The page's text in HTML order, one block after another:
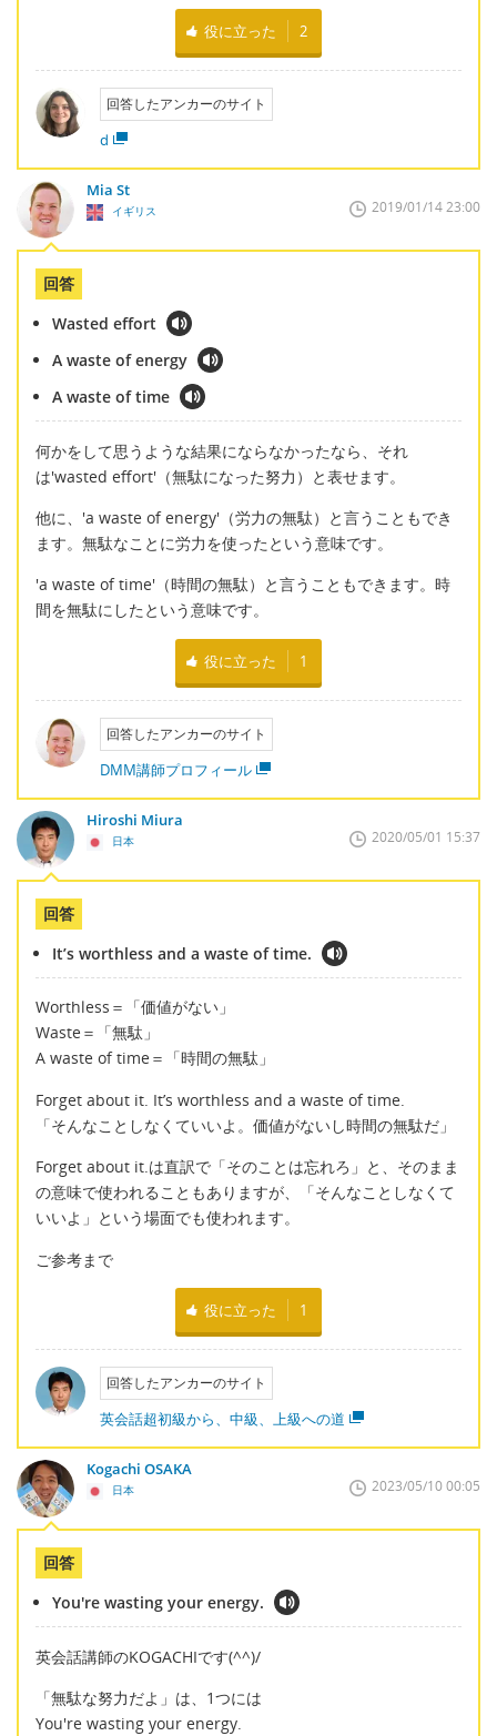
役に立った 2
回答したアンカーのサイト
d
Mia St
イギリス 2019/01/14 23:00
回答
Wasted effort
A waste of energy
A waste of time
何かをして思うような結果にならなかったなら、それ
は'wasted effort'（無駄になった努力）と表せます。
他に、'a waste of energy'（労力の無駄）と言うこともでき
ます。無駄なことに労力を使ったという意味です。
'a waste of time'（時間の無駄）と言うこともできます。時
間を無駄にしたという意味です。
役に立った 1
回答したアンカーのサイト
DMM講師プロフィール
Hiroshi Miura
日本 2020/05/01 15:37
回答
It’s worthless and a waste of time.
Worthless＝「価値がない」
Waste＝「無駄」
A waste of time＝「時間の無駄」
Forget about it. It’s worthless and a waste of time.
「そんなことしなくていいよ。価値がないし時間の無駄だ」
Forget about it.は直訳で「そのことは忘れろ」と、そのまま
の意味で使われることもありますが、「そんなことしなくて
いいよ」という場面でも使われます。
ご参考まで
役に立った 1
回答したアンカーのサイト
英会話超初級から、中級、上級への道
Kogachi OSAKA
日本 2023/05/10 00:05
回答
You're wasting your energy.
英会話講師のKOGACHIです(^^)/
「無駄な努力だよ」は、1つには
You're wasting your energy.